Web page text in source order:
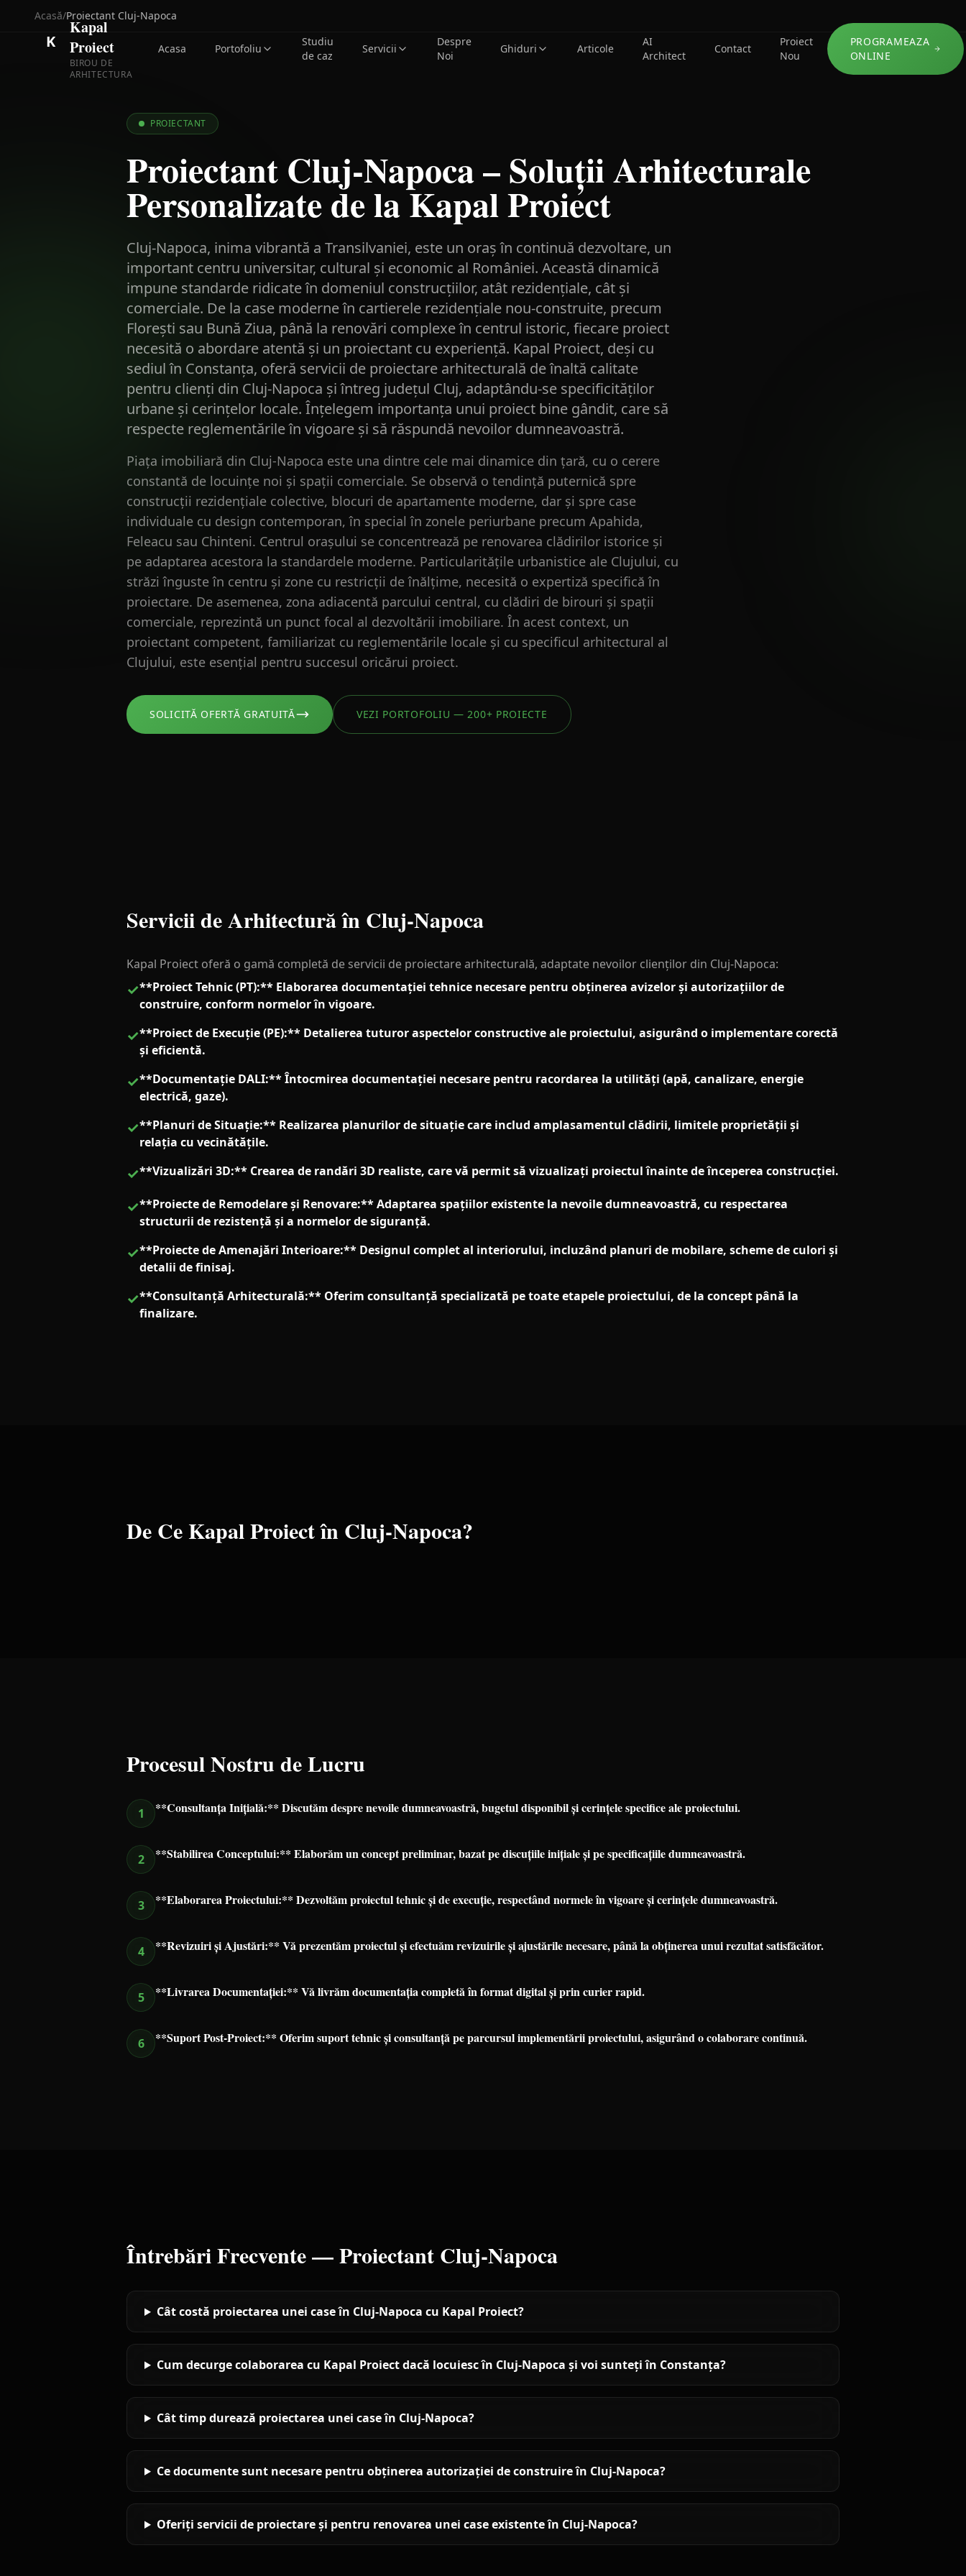
K
Kapal
Proiect
BIROU DE
ARHITECTURA
Acasa Portofoliu
Studiu
de caz
Servicii
Despre
Noi
Ghiduri Articole
AI
Architect
Contact
Proiect
Nou
PROGRAMEAZA
ONLINE
Acasă/Proiectant Cluj-Napoca
PROIECTANT
Proiectant Cluj-Napoca – Soluții Arhitecturale
Personalizate de la Kapal Proiect
Cluj-Napoca, inima vibrantă a Transilvaniei, este un oraș în continuă dezvoltare, un
important centru universitar, cultural și economic al României. Această dinamică
impune standarde ridicate în domeniul construcțiilor, atât rezidențiale, cât și
comerciale. De la case moderne în cartierele rezidențiale nou-construite, precum
Florești sau Bună Ziua, până la renovări complexe în centrul istoric, fiecare proiect
necesită o abordare atentă și un proiectant cu experiență. Kapal Proiect, deși cu
sediul în Constanța, oferă servicii de proiectare arhitecturală de înaltă calitate
pentru clienți din Cluj-Napoca și întreg județul Cluj, adaptându-se specificităților
urbane și cerințelor locale. Înțelegem importanța unui proiect bine gândit, care să
respecte reglementările în vigoare și să răspundă nevoilor dumneavoastră.
Piața imobiliară din Cluj-Napoca este una dintre cele mai dinamice din țară, cu o cerere
constantă de locuințe noi și spații comerciale. Se observă o tendință puternică spre
construcții rezidențiale colective, blocuri de apartamente moderne, dar și spre case
individuale cu design contemporan, în special în zonele periurbane precum Apahida,
Feleacu sau Chinteni. Centrul orașului se concentrează pe renovarea clădirilor istorice și
pe adaptarea acestora la standardele moderne. Particularitățile urbanistice ale Clujului, cu
străzi înguste în centru și zone cu restricții de înălțime, necesită o expertiză specifică în
proiectare. De asemenea, zona adiacentă parcului central, cu clădiri de birouri și spații
comerciale, reprezintă un punct focal al dezvoltării imobiliare. În acest context, un
proiectant competent, familiarizat cu reglementările locale și cu specificul arhitectural al
Clujului, este esențial pentru succesul oricărui proiect.
SOLICITĂ OFERTĂ GRATUITĂ VEZI PORTOFOLIU — 200+ PROIECTE
Servicii de Arhitectură în Cluj-Napoca
Kapal Proiect oferă o gamă completă de servicii de proiectare arhitecturală, adaptate nevoilor clienților din Cluj-Napoca:
✓**Proiect Tehnic (PT):** Elaborarea documentației tehnice necesare pentru obținerea avizelor și autorizațiilor de
construire, conform normelor în vigoare.
✓**Proiect de Execuție (PE):** Detalierea tuturor aspectelor constructive ale proiectului, asigurând o implementare corectă
și eficientă.
✓**Documentație DALI:** Întocmirea documentației necesare pentru racordarea la utilități (apă, canalizare, energie
electrică, gaze).
✓**Planuri de Situație:** Realizarea planurilor de situație care includ amplasamentul clădirii, limitele proprietății și
relația cu vecinătățile.
✓**Vizualizări 3D:** Crearea de randări 3D realiste, care vă permit să vizualizați proiectul înainte de începerea construcției.
✓**Proiecte de Remodelare și Renovare:** Adaptarea spațiilor existente la nevoile dumneavoastră, cu respectarea
structurii de rezistență și a normelor de siguranță.
✓**Proiecte de Amenajări Interioare:** Designul complet al interiorului, incluzând planuri de mobilare, scheme de culori și
detalii de finisaj.
✓**Consultanță Arhitecturală:** Oferim consultanță specializată pe toate etapele proiectului, de la concept până la
finalizare.
De Ce Kapal Proiect în Cluj-Napoca?
Procesul Nostru de Lucru
1 **Consultanța Inițială:** Discutăm despre nevoile dumneavoastră, bugetul disponibil și cerințele specifice ale proiectului.
2 **Stabilirea Conceptului:** Elaborăm un concept preliminar, bazat pe discuțiile inițiale și pe specificațiile dumneavoastră.
3 **Elaborarea Proiectului:** Dezvoltăm proiectul tehnic și de execuție, respectând normele în vigoare și cerințele dumneavoastră.
4 **Revizuiri și Ajustări:** Vă prezentăm proiectul și efectuăm revizuirile și ajustările necesare, până la obținerea unui rezultat satisfăcător.
5 **Livrarea Documentației:** Vă livrăm documentația completă în format digital și prin curier rapid.
6 **Suport Post-Proiect:** Oferim suport tehnic și consultanță pe parcursul implementării proiectului, asigurând o colaborare continuă.
Întrebări Frecvente —Proiectant Cluj-Napoca
Cât costă proiectarea unei case în Cluj-Napoca cu Kapal Proiect?
Cum decurge colaborarea cu Kapal Proiect dacă locuiesc în Cluj-Napoca și voi sunteți în Constanța?
Cât timp durează proiectarea unei case în Cluj-Napoca?
Ce documente sunt necesare pentru obținerea autorizației de construire în Cluj-Napoca?
Oferiți servicii de proiectare și pentru renovarea unei case existente în Cluj-Napoca?